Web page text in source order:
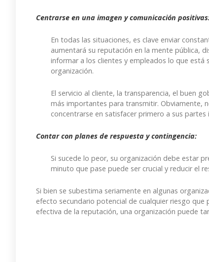
Centrarse en una imagen y comunicación
En todas las situaciones, es clave enviar
aumentará su reputación en la mente pública,
informar a los clientes y empleados lo que
organización.
El servicio al cliente, la transparencia, el buen
más importantes para transmitir. Obviamente,
concentrarse en satisfacer primero a sus
Contar con planes de respuesta y contingencia:
Si sucede lo peor, su organización debe estar
minuto que pase puede ser crucial y reducir el
Si bien se subestima seriamente en algunas
efecto secundario potencial de cualquier riesgo
efectiva de la reputación, una organización puede